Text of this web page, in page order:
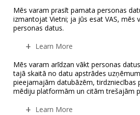
Mēs varam prasīt pamata personas
izmantojat Vietni; ja jūs esat VAS, mēs
personas datus.
Learn More
Mēs varam arīdzan vākt personas
tajā skaitā no datu apstrādes
pieejamajām datubāzēm, tirdzniecības
mēdiju platformām un citām trešajām
Learn More